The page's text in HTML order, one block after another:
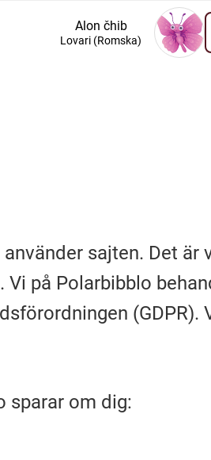
Meänkieli
Alon čhib
Lovari (Romska)
sajten. Det är
på Polarbibblo
(GDPR).
sparar om dig: